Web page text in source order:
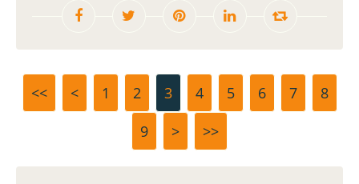
<< < 1 2 3 4 5 6 7
8
9
> >>